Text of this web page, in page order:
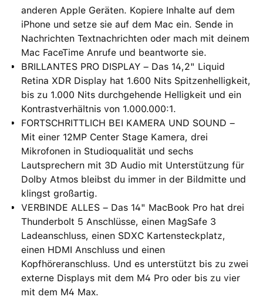
anderen Apple Geräten. Kopiere Inhalte auf dem
iPhone und setze sie auf dem Mac ein. Sende in
Nachrichten Textnachrichten oder mach mit deinem
Mac FaceTime Anrufe und beantworte sie.
BRILLANTES PRO DISPLAY – Das 14,2" Liquid
Retina XDR Display hat 1.600 Nits Spitzenhelligkeit,
bis zu 1.000 Nits durchgehende Helligkeit und ein
Kontrastverhältnis von 1.000.000:1.
FORTSCHRITTLICH BEI KAMERA UND SOUND –
Mit einer 12MP Center Stage Kamera, drei
Mikrofonen in Studioqualität und sechs
Lautsprechern mit 3D Audio mit Unterstützung für
Dolby Atmos bleibst du immer in der Bildmitte und
klingst großartig.
VERBINDE ALLES – Das 14" MacBook Pro hat drei
Thunderbolt 5 Anschlüsse, einen MagSafe 3
Ladeanschluss, einen SDXC Kartensteckplatz,
einen HDMI Anschluss und einen
Kopfhöreranschluss. Und es unterstützt bis zu zwei
externe Displays mit dem M4 Pro oder bis zu vier
mit dem M4 Max.